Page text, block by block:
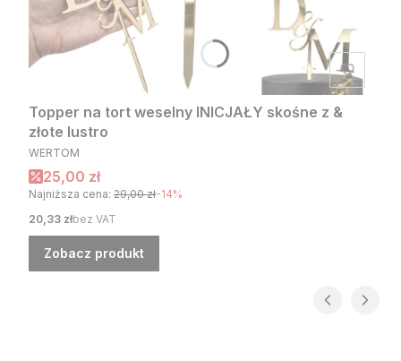
Topper na tort weselny INICJAŁY skośne z &
złote lustro
PRODUCENT
WERTOM
Cena promocyjna
25,00 zł
Najniższa cena: 29,00 zł-14%
Cena
20,33 złbez VAT
Zobacz produkt